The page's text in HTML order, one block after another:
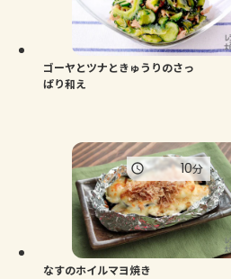
ゴーヤとツナときゅうりのさっ
ぱり和え
なすのホイルマヨ焼き
10分